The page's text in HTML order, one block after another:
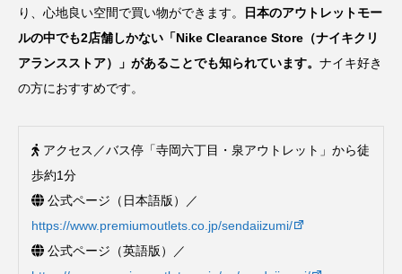
り、心地良い空間で買い物ができます。
日本のアウトレットモー
ルの中でも2店舗しかない「Nike Clearance Store（ナイキクリ
アランスストア）」があることでも知られています。 ナイキ好き
の方におすすめです。
アクセス／バス停「寺岡六丁目・泉アウトレット」から徒
歩約1分
公式ページ（日本語版）／
https://www.premiumoutlets.co.jp/sendaiizumi/
公式ページ（英語版）／